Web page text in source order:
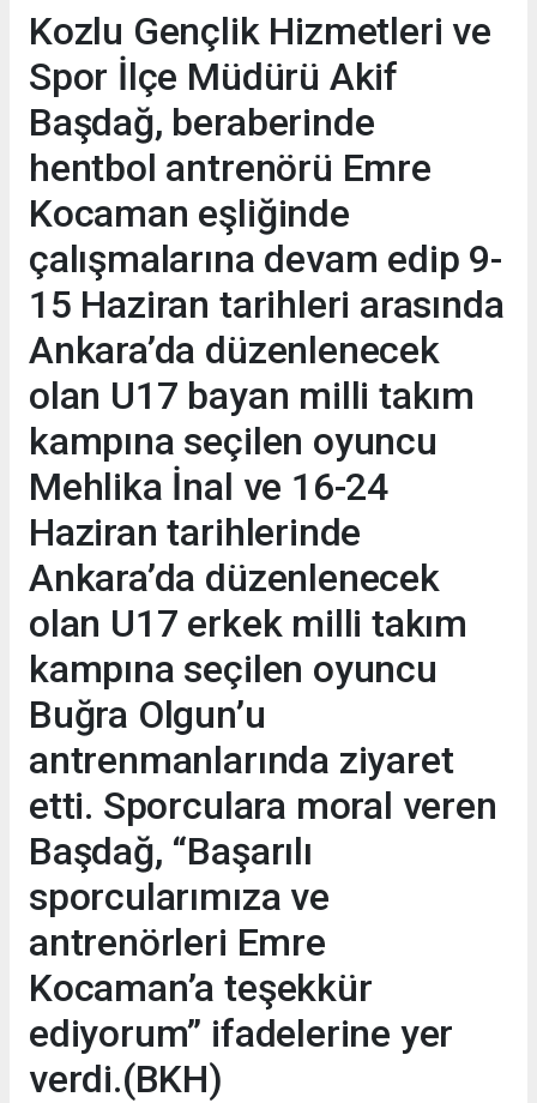
Kozlu Gençlik Hizmetleri ve
Spor İlçe Müdürü Akif
Başdağ, beraberinde
hentbol antrenörü Emre
Kocaman eşliğinde
çalışmalarına devam edip 9-
15 Haziran tarihleri arasında
Ankara’da düzenlenecek
olan U17 bayan milli takım
kampına seçilen oyuncu
Mehlika İnal ve 16-24
Haziran tarihlerinde
Ankara’da düzenlenecek
olan U17 erkek milli takım
kampına seçilen oyuncu
Buğra Olgun’u
antrenmanlarında ziyaret
etti. Sporculara moral veren
Başdağ, “Başarılı
sporcularımıza ve
antrenörleri Emre
Kocaman’a teşekkür
ediyorum” ifadelerine yer
verdi.(BKH)